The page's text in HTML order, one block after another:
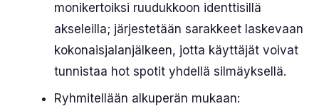
monikertoiksi ruudukkoon identtisillä
akseleilla; järjestetään sarakkeet laskevaan
kokonaisjalanjälkeen, jotta käyttäjät voivat
tunnistaa hot spotit yhdellä silmäyksellä.
Ryhmitellään alkuperän mukaan: